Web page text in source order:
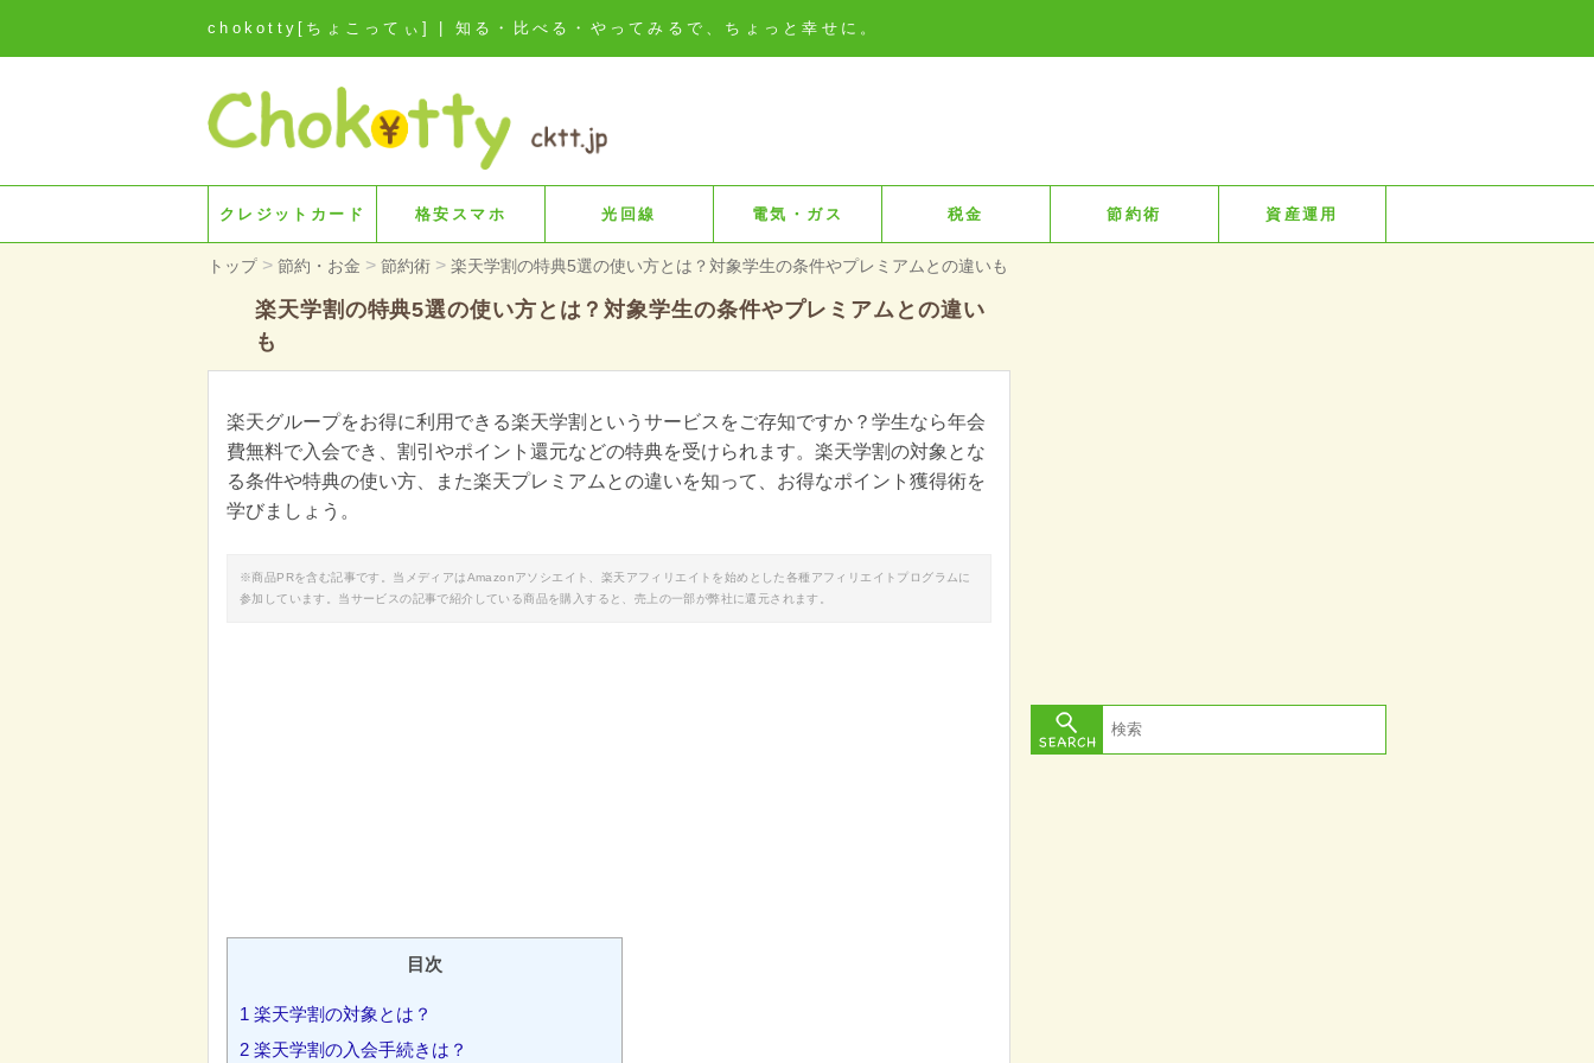
chokotty[ちょこってぃ] | 知る・比べる・やってみるで、ちょっと幸せに。
クレジットカード 格安スマホ 光回線 電気・ガス 税金 節約術 資産運用
トップ > 節約・お金 > 節約術 > 楽天学割の特典5選の使い方とは？対象学生の条件やプレミアムとの違いも
楽天学割の特典5選の使い方とは？対象学生の条件やプレミアムとの違い
も
楽天グループをお得に利用できる楽天学割というサービスをご存知ですか？学生なら年会
費無料で入会でき、割引やポイント還元などの特典を受けられます。楽天学割の対象とな
る条件や特典の使い方、また楽天プレミアムとの違いを知って、お得なポイント獲得術を
学びましょう。
※商品PRを含む記事です。当メディアはAmazonアソシエイト、楽天アフィリエイトを始めとした各種アフィリエイトプログラムに
参加しています。当サービスの記事で紹介している商品を購入すると、売上の一部が弊社に還元されます。
目次
1 楽天学割の対象とは？
2 楽天学割の入会手続きは？